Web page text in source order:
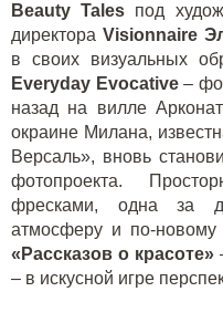
Beauty Tales под
директора Visionnaire
в своих визуальных
Everyday Evocative –
назад на вилле
окраине Милана,
Версаль», вновь
фотопроекта.
фресками, одна за
атмосферу и по-новому
«Рассказов о красоте»
– в искусной игре